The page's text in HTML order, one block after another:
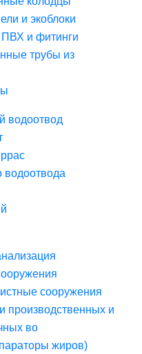
и экоблоки
и фитинги
трубы из
водоотвод
водоотвода
сооружения
производственных и
во
жиров)